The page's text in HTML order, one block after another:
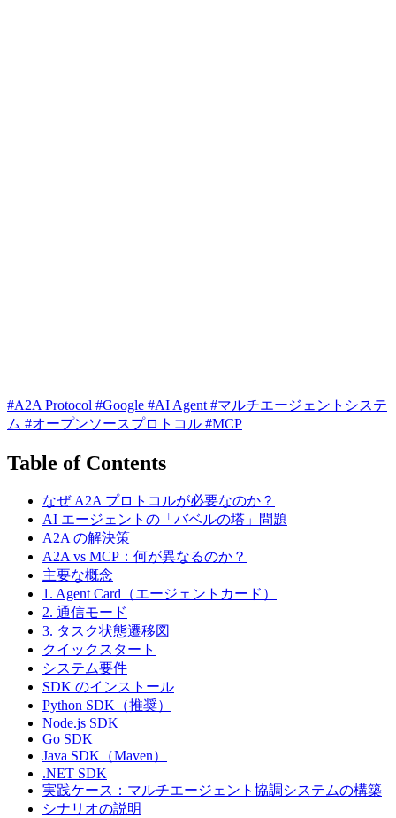
#A2A Protocol #Google #AI Agent #マルチエージェントシステ
ム #オープンソースプロトコル #MCP
Table of Contents
なぜ A2A プロトコルが必要なのか？
AI エージェントの「バベルの塔」問題
A2A の解決策
A2A vs MCP：何が異なるのか？
主要な概念
1. Agent Card（エージェントカード）
2. 通信モード
3. タスク状態遷移図
クイックスタート
システム要件
SDK のインストール
Python SDK（推奨）
Node.js SDK
Go SDK
Java SDK（Maven）
.NET SDK
実践ケース：マルチエージェント協調システムの構築
シナリオの説明